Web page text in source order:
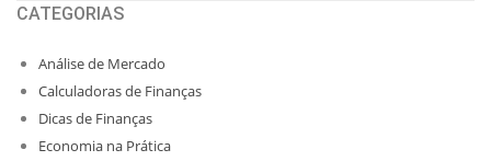
CATEGORIAS
Análise de Mercado
Calculadoras de Finanças
Dicas de Finanças
Economia na Prática